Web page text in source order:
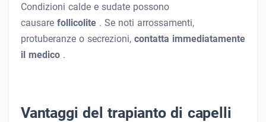
Condizioni calde e sudate possono
causare follicolite . Se noti arrossamenti,
protuberanze o secrezioni, contatta immediatamente
il medico .
Vantaggi del trapianto di capelli